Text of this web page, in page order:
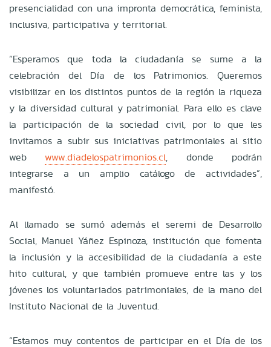
presencialidad con una impronta democrática, feminista,
inclusiva, participativa y territorial.
“Esperamos que toda la ciudadanía se sume a la
celebración del Día de los Patrimonios. Queremos
visibilizar en los distintos puntos de la región la riqueza
y la diversidad cultural y patrimonial. Para ello es clave
la participación de la sociedad civil, por lo que les
invitamos a subir sus iniciativas patrimoniales al sitio
web www.diadelospatrimonios.cl, donde podrán
integrarse a un amplio catálogo de actividades”,
manifestó.
Al llamado se sumó además el seremi de Desarrollo
Social, Manuel Yáñez Espinoza, institución que fomenta
la inclusión y la accesibilidad de la ciudadanía a este
hito cultural, y que también promueve entre las y los
jóvenes los voluntariados patrimoniales, de la mano del
Instituto Nacional de la Juventud.
“Estamos muy contentos de participar en el Día de los